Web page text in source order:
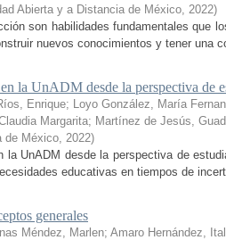
Abierta y a Distancia de México, 2022)
son habilidades fundamentales que
nuevos conocimientos y tener una
la UnADM desde la perspectiva de
Enrique; Loyo González, María
Margarita; Martínez de Jesús,
de México, 2022)
la UnADM desde la perspectiva de
educativas en tiempos de
generales
Méndez, Marlen; Amaro Hernández,